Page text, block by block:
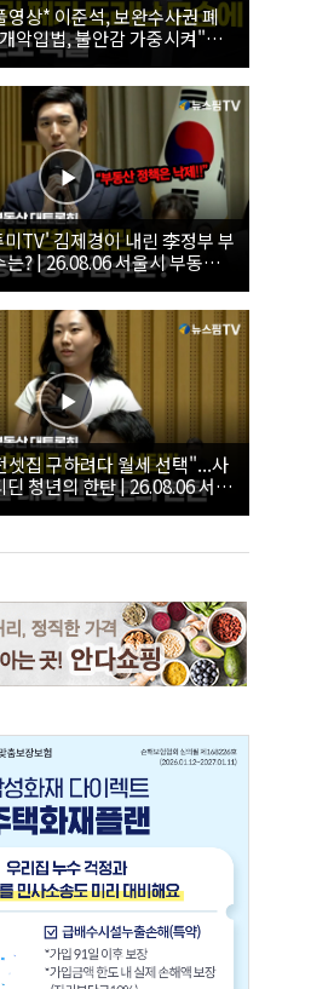
상* 이준석, 보완수사권 폐
악입법, 불안감 가중시켜"｜
당 보완수사권 폐지 토론회
TV' 김제경이 내린 李정부 부
는? | 26.08.06 서울시 부동산
집 구하려다 월세 선택"...사
딘 청년의 한탄 | 26.08.06 서울
론회